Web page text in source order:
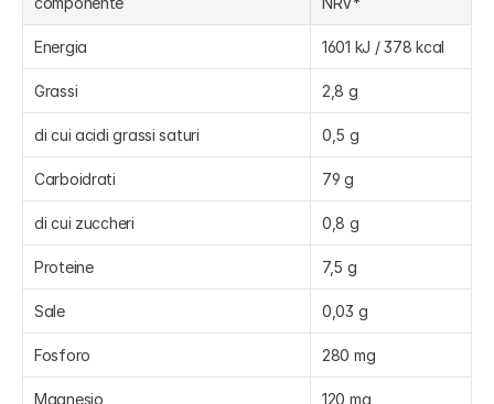
Energia 1601 kJ / 378 kcal
Grassi 2,8 g
di cui acidi grassi saturi 0,5 g
Carboidrati 79 g
di cui zuccheri 0,8 g
Proteine 7,5 g
Sale 0,03 g
Fosforo 280 mg
Magnesio 120 mg